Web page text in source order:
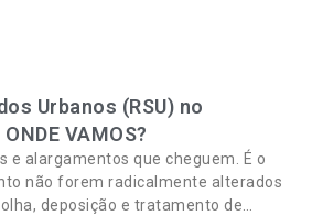
Urbanos (RSU) no
VAMOS?
e alargamentos que cheguem. É o
não forem radicalmente alterados
deposição e tratamento de